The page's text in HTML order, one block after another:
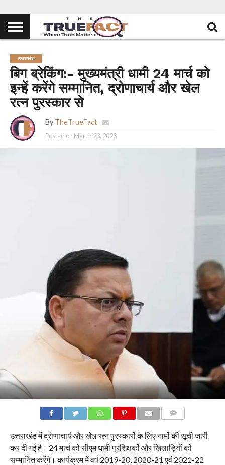
उत्तराखंड
बिग ब्रेकिंग:- मुख्यमंत्री धामी 24 मार्च को
इन्हें करेंगे सम्मानित, द्रोणाचार्य और खेल
रत्न पुरस्कार से
By TheTrueFact
Posted on March 23, 2023
उत्तराखंड में द्रोणाचार्य और खेल रत्न पुरस्कारों के लिए नामों की सूची जारी
कर दी गई है। 24 मार्च को सीएम धामी प्रशिक्षकों और खिलाड़ियों को
सम्मानित करेंगे। कार्यक्रम में वर्ष 2019-20, 2020-21 एवं 2021-22